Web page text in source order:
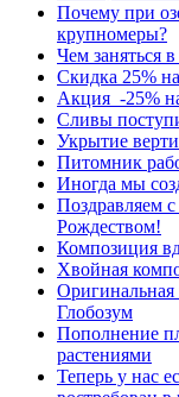
Почему при
крупномеры?
Чем заняться
Скидка 25%
Акция -25%
Сливы
Укрытие
Питомник
Иногда мы
Поздравляем
Рождеством!
Композиция
Хвойная
Глобозум
Пополнение
растениями
Теперь у нас